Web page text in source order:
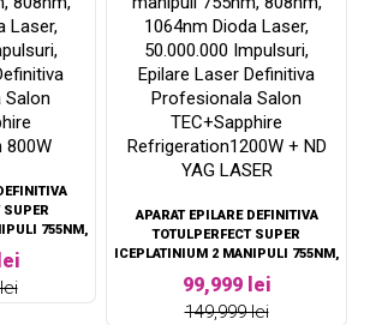
SUPER
755NM,
LASER,
EPILARE
APARAT EPILARE DEFINITIVA
TOTULPERFECT SUPER
ICEPLATINIUM 2 MANIPULI 755NM,
808NM, 1064NM DIODA LASER,
50.000.000 IMPULSURI, EPILARE
LASER DEFINITIVA PROFESIONALA
99,999 lei
149,999 lei